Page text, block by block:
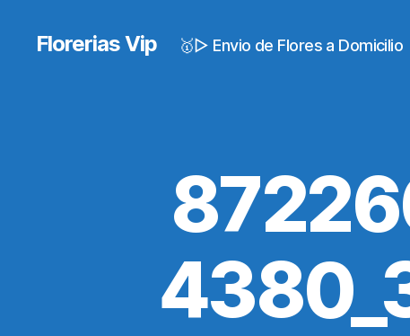
Florerias Vip 🥇▷ Envio de Flores a Domicilio